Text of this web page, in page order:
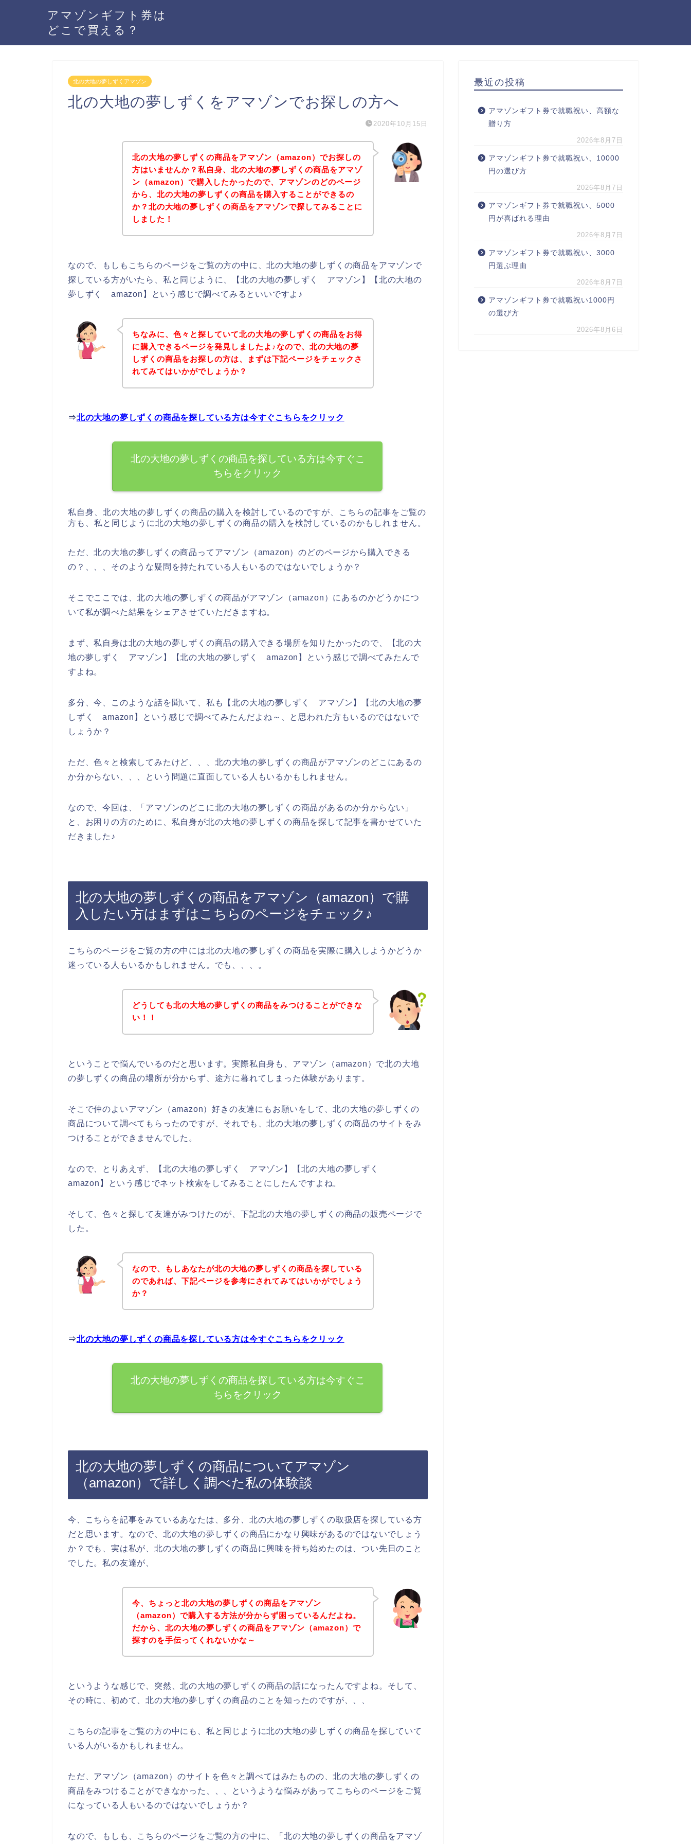
アマゾンギフト券は
どこで買える？
北の大地の夢しずくアマゾン
北の大地の夢しずくをアマゾンでお探しの方へ
2020年10月15日
北の大地の夢しずくの商品をアマゾン（amazon）でお探しの
方はいませんか？私自身、北の大地の夢しずくの商品をアマゾ
ン（amazon）で購入したかったので、アマゾンのどのページ
から、北の大地の夢しずくの商品を購入することができるの
か？北の大地の夢しずくの商品をアマゾンで探してみることに
しました！
なので、もしもこちらのページをご覧の方の中に、北の大地の夢しずくの商品をアマゾンで
探している方がいたら、私と同じように、【北の大地の夢しずく アマゾン】【北の大地の
夢しずく amazon】という感じで調べてみるといいですよ♪
ちなみに、色々と探していて北の大地の夢しずくの商品をお得
に購入できるページを発見しましたよ♪なので、北の大地の夢
しずくの商品をお探しの方は、まずは下記ページをチェックさ
れてみてはいかがでしょうか？
⇒北の大地の夢しずくの商品を探している方は今すぐこちらをクリック
北の大地の夢しずくの商品を探している方は今すぐこ
ちらをクリック
私自身、北の大地の夢しずくの商品の購入を検討しているのですが、こちらの記事をご覧の
方も、私と同じように北の大地の夢しずくの商品の購入を検討しているのかもしれません。
ただ、北の大地の夢しずくの商品ってアマゾン（amazon）のどのページから購入できる
の？、、、そのような疑問を持たれている人もいるのではないでしょうか？
そこでここでは、北の大地の夢しずくの商品がアマゾン（amazon）にあるのかどうかにつ
いて私が調べた結果をシェアさせていただきますね。
まず、私自身は北の大地の夢しずくの商品の購入できる場所を知りたかったので、【北の大
地の夢しずく アマゾン】【北の大地の夢しずく amazon】という感じで調べてみたんで
すよね。
多分、今、このような話を聞いて、私も【北の大地の夢しずく アマゾン】【北の大地の夢
しずく amazon】という感じで調べてみたんだよね～、と思われた方もいるのではないで
しょうか？
ただ、色々と検索してみたけど、、、北の大地の夢しずくの商品がアマゾンのどこにあるの
か分からない、、、という問題に直面している人もいるかもしれません。
なので、今回は、「アマゾンのどこに北の大地の夢しずくの商品があるのか分からない」
と、お困りの方のために、私自身が北の大地の夢しずくの商品を探して記事を書かせていた
だきました♪
北の大地の夢しずくの商品をアマゾン（amazon）で購
入したい方はまずはこちらのページをチェック♪
こちらのページをご覧の方の中には北の大地の夢しずくの商品を実際に購入しようかどうか
迷っている人もいるかもしれません。でも、、、。
どうしても北の大地の夢しずくの商品をみつけることができな
い！！
ということで悩んでいるのだと思います。実際私自身も、アマゾン（amazon）で北の大地
の夢しずくの商品の場所が分からず、途方に暮れてしまった体験があります。
そこで仲のよいアマゾン（amazon）好きの友達にもお願いをして、北の大地の夢しずくの
商品について調べてもらったのですが、それでも、北の大地の夢しずくの商品のサイトをみ
つけることができませんでした。
なので、とりあえず、【北の大地の夢しずく アマゾン】【北の大地の夢しずく
amazon】という感じでネット検索をしてみることにしたんですよね。
そして、色々と探して友達がみつけたのが、下記北の大地の夢しずくの商品の販売ページで
した。
なので、もしあなたが北の大地の夢しずくの商品を探している
のであれば、下記ページを参考にされてみてはいかがでしょう
か？
⇒北の大地の夢しずくの商品を探している方は今すぐこちらをクリック
北の大地の夢しずくの商品を探している方は今すぐこ
ちらをクリック
北の大地の夢しずくの商品についてアマゾン
（amazon）で詳しく調べた私の体験談
今、こちらを記事をみているあなたは、多分、北の大地の夢しずくの取扱店を探している方
だと思います。なので、北の大地の夢しずくの商品にかなり興味があるのではないでしょう
か？でも、実は私が、北の大地の夢しずくの商品に興味を持ち始めたのは、つい先日のこと
でした。私の友達が、
今、ちょっと北の大地の夢しずくの商品をアマゾン
（amazon）で購入する方法が分からず困っているんだよね。
だから、北の大地の夢しずくの商品をアマゾン（amazon）で
探すのを手伝ってくれないかな～
というような感じで、突然、北の大地の夢しずくの商品の話になったんですよね。そして、
その時に、初めて、北の大地の夢しずくの商品のことを知ったのですが、、、
こちらの記事をご覧の方の中にも、私と同じように北の大地の夢しずくの商品を探していて
いる人がいるかもしれません。
ただ、アマゾン（amazon）のサイトを色々と調べてはみたものの、北の大地の夢しずくの
商品をみつけることができなかった、、、というような悩みがあってこちらのページをご覧
になっている人もいるのではないでしょうか？
なので、もしも、こちらのページをご覧の方の中に、「北の大地の夢しずくの商品をアマゾ
最近の投稿
アマゾンギフト券で就職祝い、高額な
贈り方
2026年8月7日
アマゾンギフト券で就職祝い、10000
円の選び方
2026年8月7日
アマゾンギフト券で就職祝い、5000
円が喜ばれる理由
2026年8月7日
アマゾンギフト券で就職祝い、3000
円選ぶ理由
2026年8月7日
アマゾンギフト券で就職祝い1000円
の選び方
2026年8月6日